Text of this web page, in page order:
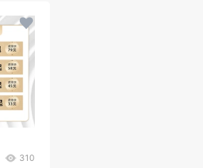
310